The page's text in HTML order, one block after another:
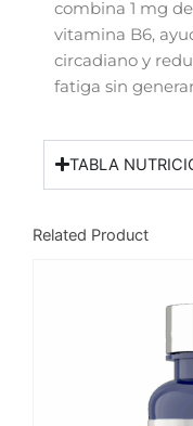
combina 1 mg
vitamina B6,
circadiano y
fatiga sin
TABLA
Related Product